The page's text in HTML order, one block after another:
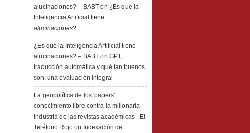
alucinaciones? – BABT on ¿Es que la
Inteligencia Artificial tiene
alucinaciones?
¿Es que la Inteligencia Artificial tiene
alucinaciones? – BABT on GPT,
traducción automática y qué tan buenos
son: una evaluación integral
La geopolítica de los 'papers':
conocimiento libre contra la millonaria
industria de las revistas académicas - El
Teléfono Rojo on Indexación de